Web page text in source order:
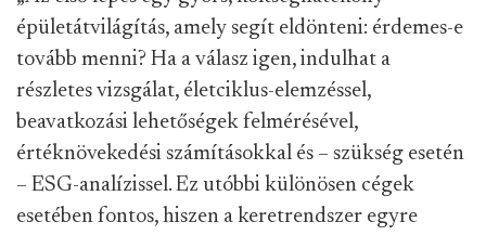
épületátvilágítás, amely segít eldönteni: érdemes-e
tovább menni? Ha a válasz igen, indulhat a
részletes vizsgálat, életciklus-elemzéssel,
beavatkozási lehetőségek felmérésével,
értéknövekedési számításokkal és – szükség esetén
– ESG-analízissel. Ez utóbbi különösen cégek
esetében fontos, hiszen a keretrendszer egyre